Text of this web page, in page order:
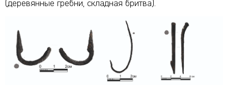
(деревянные гребни, складная бритва).